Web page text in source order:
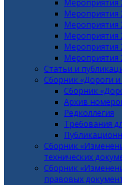
Мероприятия
Мероприятия
Мероприятия
Мероприятия
Мероприятия
Мероприятия
Статьи и
Сборник «Дороги
Сборник
Архив
Редколлегия
Требования
Сборник
технических
Сборник
правовых